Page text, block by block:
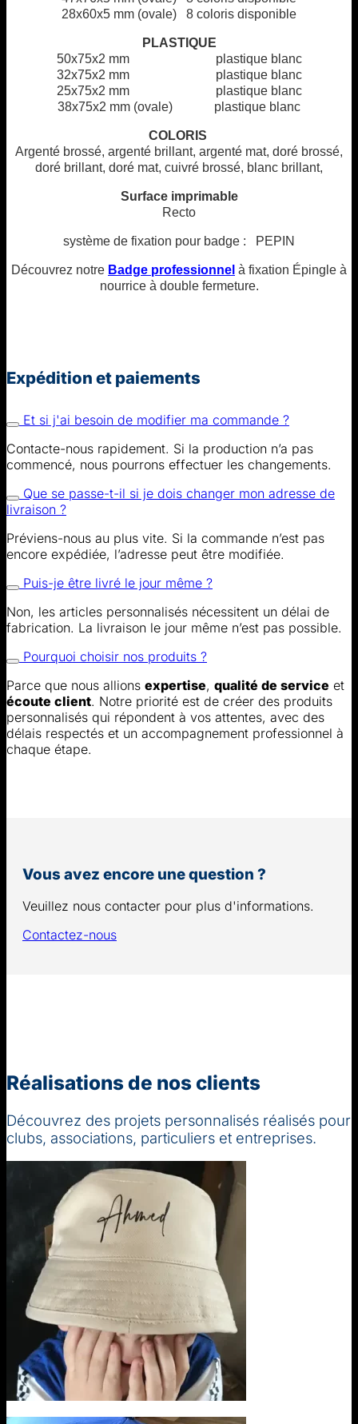
28x60x5 mm (ovale) 8 coloris disponible
PLASTIQUE
50x75x2 mm plastique blanc
32x75x2 mm plastique blanc
25x75x2 mm plastique blanc
38x75x2 mm (ovale) plastique blanc
COLORIS
Argenté brossé, argenté brillant, argenté mat, doré brossé,
doré brillant, doré mat, cuivré brossé, blanc brillant,
Surface imprimable
Recto
système de fixation pour badge : PEPIN
Découvrez notre Badge professionnel à fixation Épingle à
nourrice à double fermeture.
Expédition et paiements
Et si j'ai besoin de modifier ma commande ?
Contacte-nous rapidement. Si la production n’a pas
commencé, nous pourrons effectuer les changements.
Que se passe-t-il si je dois changer mon adresse de
livraison ?
Préviens-nous au plus vite. Si la commande n’est pas
encore expédiée, l’adresse peut être modifiée.
Puis-je être livré le jour même ?
Non, les articles personnalisés nécessitent un délai de
fabrication. La livraison le jour même n’est pas possible.
Pourquoi choisir nos produits ?
Parce que nous allions expertise, qualité de service et
écoute client. Notre priorité est de créer des produits
personnalisés qui répondent à vos attentes, avec des
délais respectés et un accompagnement professionnel à
chaque étape.
Vous avez encore une question ?
Veuillez nous contacter pour plus d'informations.
Contactez-nous
Réalisations de nos clients
Découvrez des projets personnalisés réalisés pour
clubs, associations, particuliers et entreprises.